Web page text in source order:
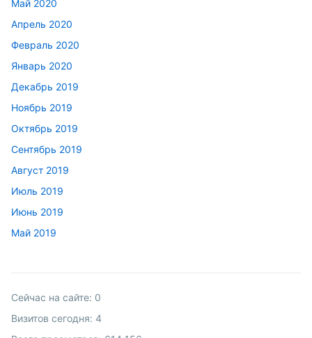
Май 2020
Апрель 2020
Февраль 2020
Январь 2020
Декабрь 2019
Ноябрь 2019
Октябрь 2019
Сентябрь 2019
Август 2019
Июль 2019
Июнь 2019
Май 2019
Сейчас на сайте: 0
Визитов сегодня: 4